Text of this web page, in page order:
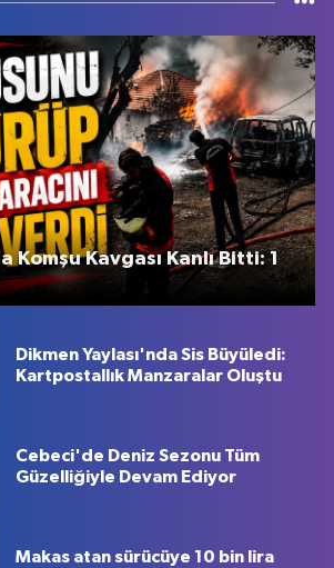
Komşu Kavgası Kanlı Bitti: 1
Dikmen Yaylası'nda Sis Büyüledi:
Kartpostallık Manzaralar Oluştu
Cebeci'de Deniz Sezonu Tüm
Güzelliğiyle Devam Ediyor
Makas atan sürücüye 10 bin lira